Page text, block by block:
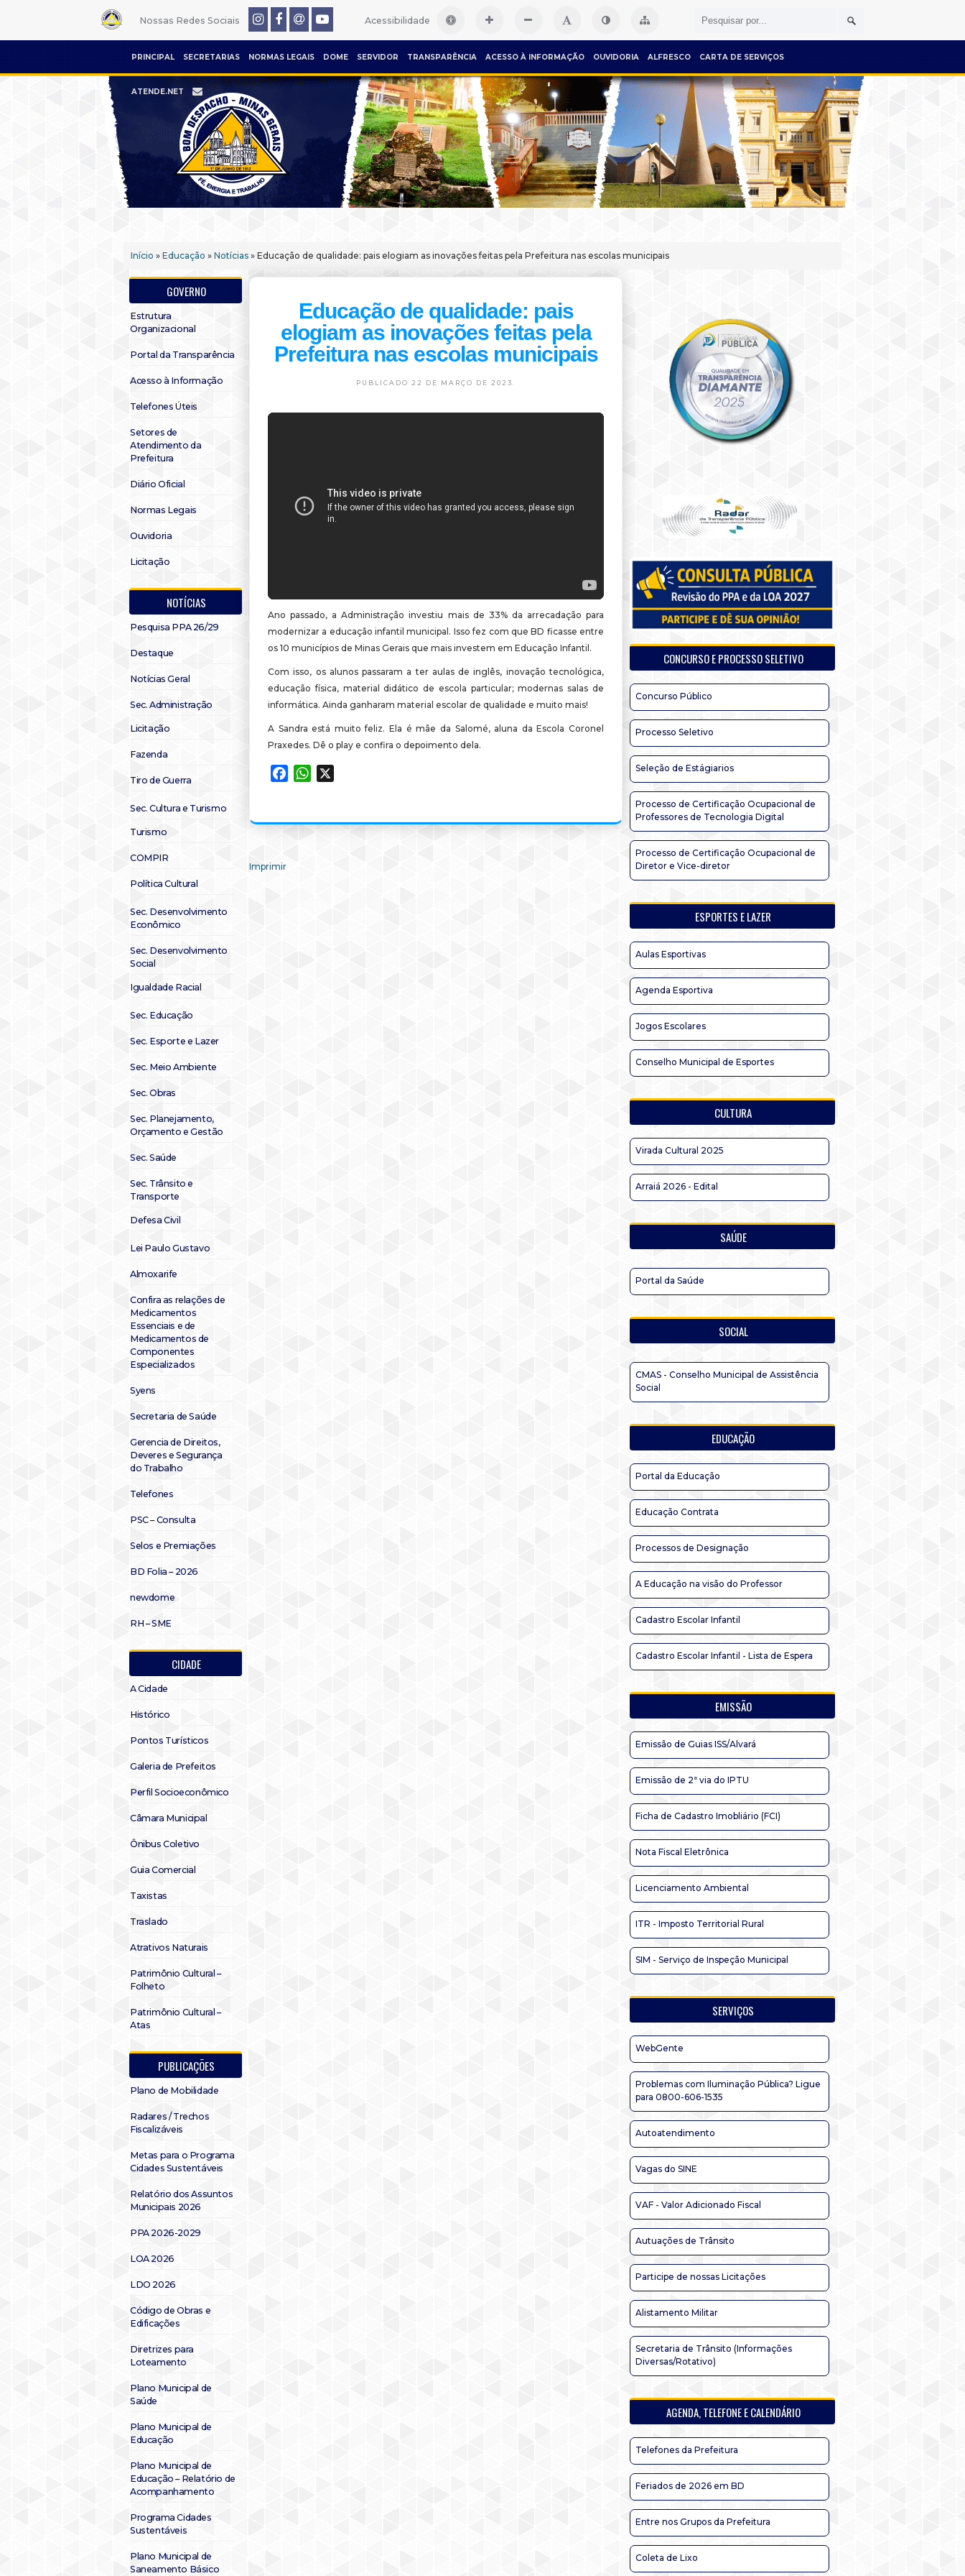
Nossas Redes Sociais Acessibilidade
PRINCIPAL SECRETARIAS NORMAS LEGAIS DOME SERVIDOR TRANSPARÊNCIA ACESSO À INFORMAÇÃO OUVIDORIA ALFRESCO CARTA DE SERVIÇOS
ATENDE.NET
Início » Educação » Notícias » Educação de qualidade: pais elogiam as inovações feitas pela Prefeitura nas escolas municipais
GOVERNO
Estrutura
Organizacional
Portal da Transparência
Acesso à Informação
Telefones Úteis
Setores de
Atendimento da
Prefeitura
Diário Oficial
Normas Legais
Ouvidoria
Licitação
NOTÍCIAS
Pesquisa PPA 26/29
Destaque
Notícias Geral
Sec. Administração
Licitação
Fazenda
Tiro de Guerra
Sec. Cultura e Turismo
Turismo
COMPIR
Política Cultural
Sec. Desenvolvimento
Econômico
Sec. Desenvolvimento
Social
Igualdade Racial
Sec. Educação
Sec. Esporte e Lazer
Sec. Meio Ambiente
Sec. Obras
Sec. Planejamento,
Orçamento e Gestão
Sec. Saúde
Sec. Trânsito e
Transporte
Defesa Civil
Lei Paulo Gustavo
Almoxarife
Confira as relações de
Medicamentos
Essenciais e de
Medicamentos de
Componentes
Especializados
Syens
Secretaria de Saúde
Gerencia de Direitos,
Deveres e Segurança
do Trabalho
Telefones
PSC – Consulta
Selos e Premiações
BD Folia – 2026
newdome
RH – SME
CIDADE
A Cidade
Histórico
Pontos Turísticos
Galeria de Prefeitos
Perfil Socioeconômico
Câmara Municipal
Ônibus Coletivo
Guia Comercial
Taxistas
Traslado
Atrativos Naturais
Patrimônio Cultural –
Folheto
Patrimônio Cultural –
Atas
PUBLICAÇÕES
Plano de Mobilidade
Radares / Trechos
Fiscalizáveis
Metas para o Programa
Cidades Sustentáveis
Relatório dos Assuntos
Municipais 2026
PPA 2026-2029
LOA 2026
LDO 2026
Código de Obras e
Edificações
Diretrizes para
Loteamento
Plano Municipal de
Saúde
Plano Municipal de
Educação
Plano Municipal de
Educação – Relatório de
Acompanhamento
Programa Cidades
Sustentáveis
Plano Municipal de
Saneamento Básico
Educação de qualidade: pais
elogiam as inovações feitas pela
Prefeitura nas escolas municipais
PUBLICADO 22 DE MARÇO DE 2023.
Ano passado, a Administração investiu mais de 33% da arrecadação para
modernizar a educação infantil municipal. Isso fez com que BD ficasse entre
os 10 municípios de Minas Gerais que mais investem em Educação Infantil.
Com isso, os alunos passaram a ter aulas de inglês, inovação tecnológica,
educação física, material didático de escola particular; modernas salas de
informática. Ainda ganharam material escolar de qualidade e muito mais!
A Sandra está muito feliz. Ela é mãe da Salomé, aluna da Escola Coronel
Praxedes. Dê o play e confira o depoimento dela.
FacebookWhatsApp
Imprimir
CONCURSO E PROCESSO SELETIVO
Concurso Público
Processo Seletivo
Seleção de Estágiarios
Processo de Certificação Ocupacional de
Professores de Tecnologia Digital
Processo de Certificação Ocupacional de
Diretor e Vice-diretor
ESPORTES E LAZER
Aulas Esportivas
Agenda Esportiva
Jogos Escolares
Conselho Municipal de Esportes
CULTURA
Virada Cultural 2025
Arraiá 2026 - Edital
SAÚDE
Portal da Saúde
SOCIAL
CMAS - Conselho Municipal de Assistência
Social
EDUCAÇÃO
Portal da Educação
Educação Contrata
Processos de Designação
A Educação na visão do Professor
Cadastro Escolar Infantil
Cadastro Escolar Infantil - Lista de Espera
EMISSÃO
Emissão de Guias ISS/Alvará
Emissão de 2ª via do IPTU
Ficha de Cadastro Imobliário (FCI)
Nota Fiscal Eletrônica
Licenciamento Ambiental
ITR - Imposto Territorial Rural
SIM - Serviço de Inspeção Municipal
SERVIÇOS
WebGente
Problemas com Iluminação Pública? Ligue
para 0800-606-1535
Autoatendimento
Vagas do SINE
VAF - Valor Adicionado Fiscal
Autuações de Trânsito
Participe de nossas Licitações
Alistamento Militar
Secretaria de Trânsito (Informações
Diversas/Rotativo)
AGENDA, TELEFONE E CALENDÁRIO
Telefones da Prefeitura
Feriados de 2026 em BD
Entre nos Grupos da Prefeitura
Coleta de Lixo